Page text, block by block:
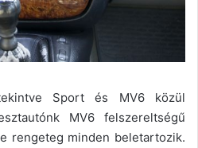
Sport és MV6 közül
MV6 felszereltségű
rengeteg minden beletartozik.